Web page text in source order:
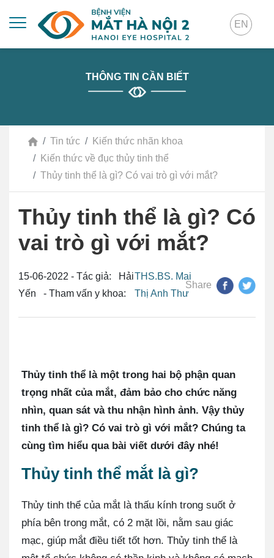
EN
THÔNG TIN CẦN BIẾT
Tin tức
Kiến thức nhãn khoa
Kiến thức về đục thủy tinh thể
Thủy tinh thể là gì? Có vai trò gì với mắt?
Thủy tinh thể là gì? Có
vai trò gì với mắt?
15-06-2022 - Tác giả: Hải
Yến - Tham vấn y khoa:
THS.BS. Mai
Thị Anh Thư
Share
Thủy tinh thể là một trong hai bộ phận quan
trọng nhất của mắt, đảm bảo cho chức năng
nhìn, quan sát và thu nhận hình ảnh. Vậy thủy
tinh thể là gì? Có vai trò gì với mắt? Chúng ta
cùng tìm hiểu qua bài viết dưới đây nhé!
Thủy tinh thể mắt là gì?
Thủy tinh thể của mắt là thấu kính trong suốt ở
phía bên trong mắt, có 2 mặt lồi, nằm sau giác
mạc, giúp mắt điều tiết tốt hơn. Thủy tinh thể là